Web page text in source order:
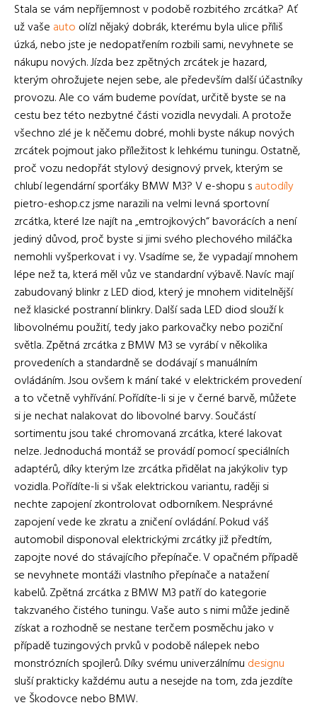
Stala se vám nepříjemnost v podobě rozbitého zrcátka? Ať
už vaše auto olízl nějaký dobrák, kterému byla ulice příliš
úzká, nebo jste je nedopatřením rozbili sami, nevyhnete se
nákupu nových. Jízda bez zpětných zrcátek je hazard,
kterým ohrožujete nejen sebe, ale především další účastníky
provozu. Ale co vám budeme povídat, určitě byste se na
cestu bez této nezbytné části vozidla nevydali. A protože
všechno zlé je k něčemu dobré, mohli byste nákup nových
zrcátek pojmout jako příležitost k lehkému tuningu. Ostatně,
proč vozu nedopřát stylový designový prvek, kterým se
chlubí legendární sporťáky BMW M3?V e-shopu sautodíly
pietro-eshop.cz jsme narazili na velmi levná sportovní
zrcátka, které lze najít na „emtrojkových“ bavorácích a není
jediný důvod, proč byste si jimi svého plechového miláčka
nemohli vyšperkovat i vy. Vsadíme se, že vypadají mnohem
lépe než ta, která měl vůz ve standardní výbavě. Navíc mají
zabudovaný blinkr z LED diod, který je mnohem viditelnější
než klasické postranní blinkry. Další sada LED diod slouží k
libovolnému použití, tedy jako parkovačky nebo poziční
světla. Zpětná zrcátka z BMW M3 se vyrábí v několika
provedeních a standardně se dodávají s manuálním
ovládáním. Jsou ovšem k mání také v elektrickém provedení
a to včetně vyhřívání. Pořídíte-li si je v černé barvě, můžete
si je nechat nalakovat do libovolné barvy. Součástí
sortimentu jsou také chromovaná zrcátka, které lakovat
nelze. Jednoduchá montáž se provádí pomocí speciálních
adaptérů, díky kterým lze zrcátka přidělat na jakýkoliv typ
vozidla. Pořídíte-li si však elektrickou variantu, raději si
nechte zapojení zkontrolovat odborníkem. Nesprávné
zapojení vede ke zkratu a zničení ovládání. Pokud váš
automobil disponoval elektrickými zrcátky již předtím,
zapojte nové do stávajícího přepínače. V opačném případě
se nevyhnete montáži vlastního přepínače a natažení
kabelů. Zpětná zrcátka z BMW M3 patří do kategorie
takzvaného čistého tuningu. Vaše auto s nimi může jedině
získat a rozhodně se nestane terčem posměchu jako v
případě tuzingových prvků v podobě nálepek nebo
monstrózních spojlerů. Díky svému univerzálnímu designu
sluší prakticky každému autu a nesejde na tom, zda jezdíte
ve Škodovce nebo BMW.